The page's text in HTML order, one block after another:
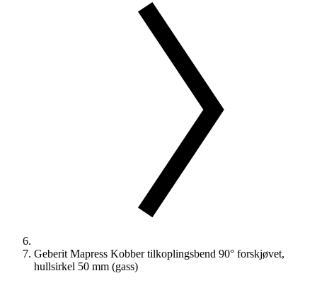
Geberit Mapress Kobber tilkoplingsbend 90° forskjøvet,
hullsirkel 50 mm (gass)